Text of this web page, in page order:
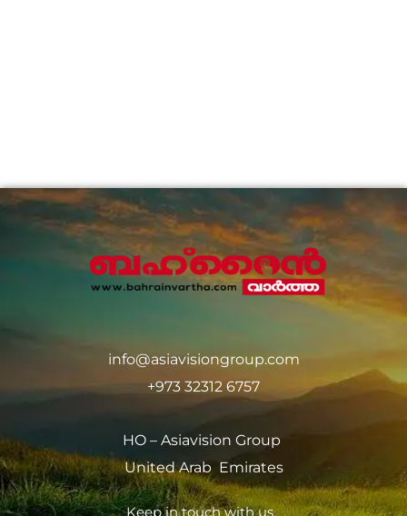
info@asiavisiongroup.com
+973 32312 6757
HO – Asiavision Group
United Arab Emirates
Keep in touch with us.